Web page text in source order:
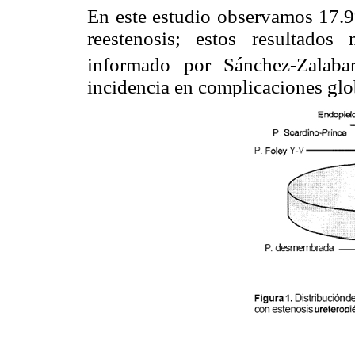
En este estudio observamos
reestenosis; estos
informado por Sánchez-
incidencia en complicaciones